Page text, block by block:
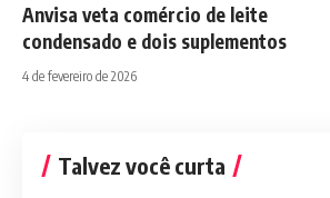
Anvisa veta comércio de leite
condensado e dois suplementos
4 de fevereiro de 2026
Talvez você curta